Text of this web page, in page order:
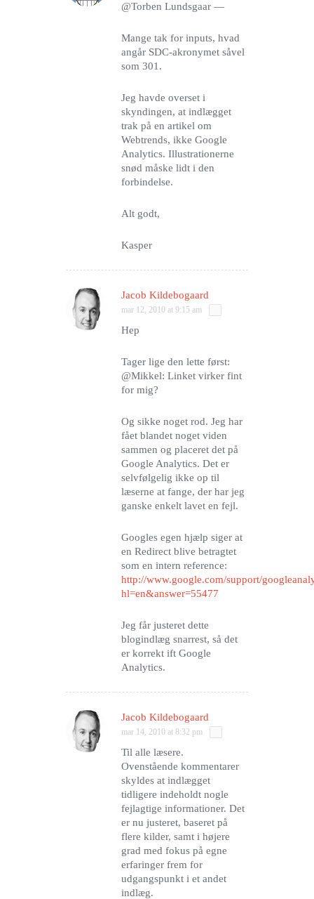
@Torben Lundsgaar —
Mange tak for inputs, hvad
angår SDC-akronymet såvel
som 301.
Jeg havde overset i
skyndingen, at indlægget
trak på en artikel om
Webtrends, ikke Google
Analytics. Illustrationerne
snød måske lidt i den
forbindelse.
Alt godt,
Kasper
Jacob Kildebogaard
mar 12, 2010 at 9:15 am
Hep
Tager lige den lette først:
@Mikkel: Linket virker fint
for mig?
Og sikke noget rod. Jeg har
fået blandet noget viden
sammen og placeret det på
Google Analytics. Det er
selvfølgelig ikke op til
læserne at fange, der har jeg
ganske enkelt lavet en fejl.
Googles egen hjælp siger at
en Redirect blive betragtet
som en intern reference:
http://www.google.com/support/
hl=en&answer=55477
Jeg får justeret dette
blogindlæg snarrest, så det
er korrekt ift Google
Analytics.
Jacob Kildebogaard
mar 14, 2010 at 8:32 pm
Til alle læsere.
Ovenstående kommentarer
skyldes at indlægget
tidligere indeholdt nogle
fejlagtige informationer. Det
er nu justeret, baseret på
flere kilder, samt i højere
grad med fokus på egne
erfaringer frem for
udgangspunkt i et andet
indlæg.